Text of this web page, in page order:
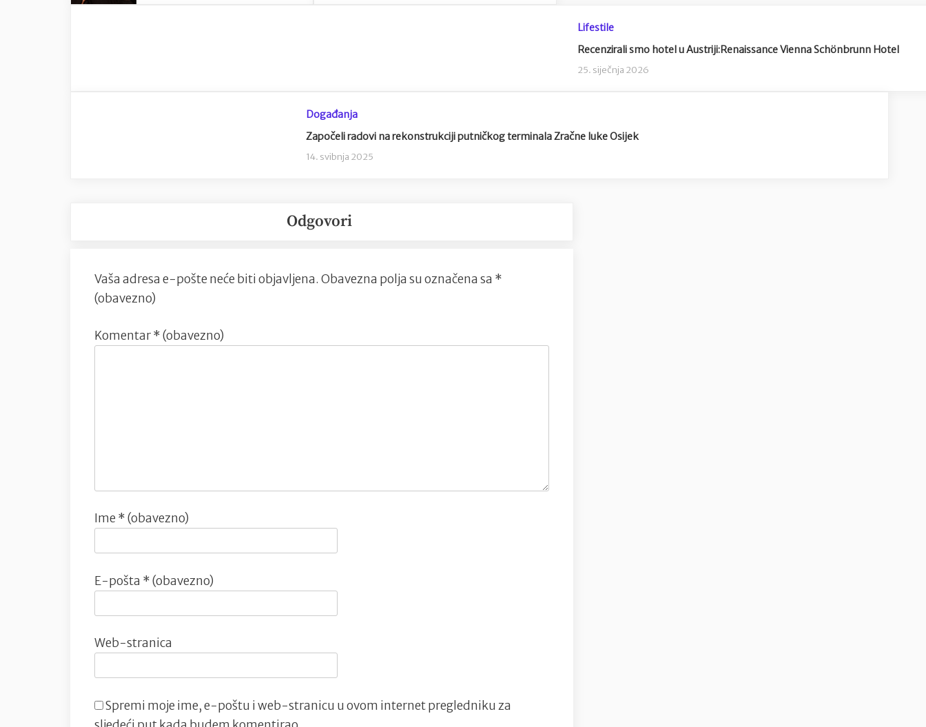
Lifestile
Recenzirali smo hotel u Austriji:Renaissance Vienna Schönbrunn Hotel
25. siječnja 2026
Događanja
Započeli radovi na rekonstrukciji putničkog terminala Zračne luke Osijek
14. svibnja 2025
Odgovori
Vaša adresa e-pošte neće biti objavljena. Obavezna polja su označena sa *
(obavezno)
Komentar* (obavezno)
Ime * (obavezno)
E-pošta * (obavezno)
Web-stranica
Spremi moje ime, e-poštu i web-stranicu u ovom internet pregledniku za